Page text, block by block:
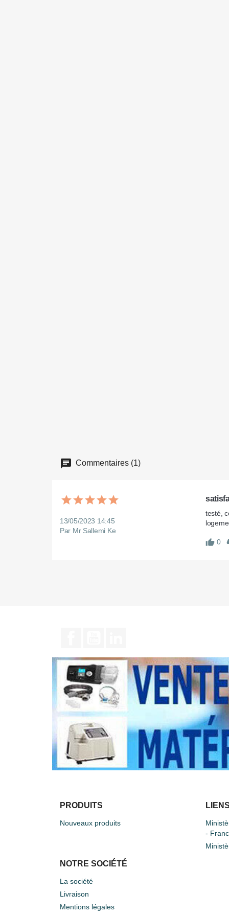
Commentaires (1)
13/05/2023 14:45
Par Mr Sallemi Ke
testé,
0
PRODUITS
Nouveaux produits
-
NOTRE SOCIÉTÉ
La société
Livraison
Mentions légales